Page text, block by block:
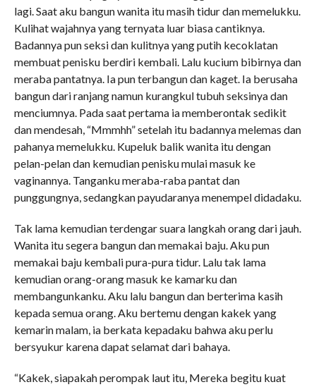
lagi. Saat aku bangun wanita itu masih tidur dan memelukku.
Kulihat wajahnya yang ternyata luar biasa cantiknya.
Badannya pun seksi dan kulitnya yang putih kecoklatan
membuat penisku berdiri kembali. Lalu kucium bibirnya dan
meraba pantatnya. Ia pun terbangun dan kaget. Ia berusaha
bangun dari ranjang namun kurangkul tubuh seksinya dan
menciumnya. Pada saat pertama ia memberontak sedikit
dan mendesah, “Mmmhh” setelah itu badannya melemas dan
pahanya memelukku. Kupeluk balik wanita itu dengan
pelan-pelan dan kemudian penisku mulai masuk ke
vaginannya. Tanganku meraba-raba pantat dan
punggungnya, sedangkan payudaranya menempel didadaku.
Tak lama kemudian terdengar suara langkah orang dari jauh.
Wanita itu segera bangun dan memakai baju. Aku pun
memakai baju kembali pura-pura tidur. Lalu tak lama
kemudian orang-orang masuk ke kamarku dan
membangunkanku. Aku lalu bangun dan berterima kasih
kepada semua orang. Aku bertemu dengan kakek yang
kemarin malam, ia berkata kepadaku bahwa aku perlu
bersyukur karena dapat selamat dari bahaya.
“Kakek, siapakah perompak laut itu, Mereka begitu kuat